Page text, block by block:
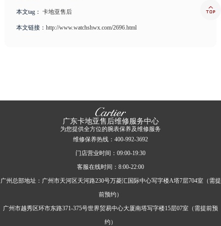
本文tag： 卡地亚售后
本文链接： http://www.watchshwx.com/2696.html
广东卡地亚售后维修服务中心
为您提供全方位的腕表保养及维修服务
维修保养热线：400-992-3692
门店营业时间：09:00-19:30
客服在线时间：8:00-22:00
广州总部地址：广州市天河区天河路230号万菱汇国际中心写字楼A塔7层704室（需提
前预约）
广州市越秀区环市东路371-375号世界贸易中心大厦南塔写字楼15层07室（需提前预
约）
